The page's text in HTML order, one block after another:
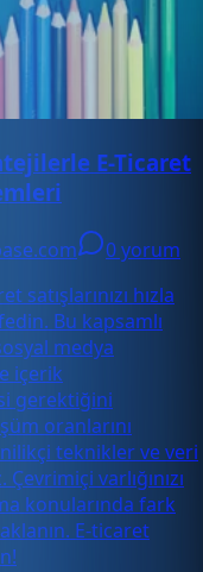
E-Ticaret
0 yorum
hızla
Bu kapsamlı
medya
içerik
gerektiğini
oranlarını
teknikler ve veri
varlığınızı
konularında fark
E-ticaret